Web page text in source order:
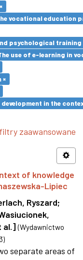
vocational education
psychological
use of e-learning in
×
in the
zaawansowane
of knowledge
Lipiec
Ryszard;
al.] (Wydawnictwo
)
separate areas of